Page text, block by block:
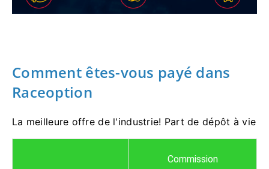
Comment êtes-vous payé dans
Raceoption
La meilleure offre de l'industrie! Part de dépôt à vie
Commission